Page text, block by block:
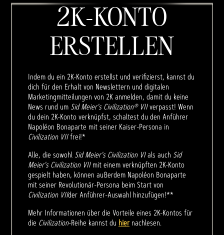
2K-KONTO
ERSTELLEN
Indem du ein 2K-Konto erstellst und verifizierst, kannst du
dich für den Erhalt von Newslettern und digitalen
Marketingmitteilungen von 2K anmelden, damit du keine
News rund um Sid Meier's Civilization® VIIverpasst! Wenn
du dein 2K-Konto verknüpfst, schaltest du den Anführer
Napoléon Bonaparte mit seiner Kaiser-Persona in
Civilization VIIfrei!*
Alle, die sowohl Sid Meier's Civilization VIals auch Sid
Meier's Civilization VIImit einem verknüpften 2K-Konto
gespielt haben, können außerdem Napoléon Bonaparte
mit seiner Revolutionär-Persona beim Start von
Civilization VIIder Anführer-Auswahl hinzufügen!**
Mehr Informationen über die Vorteile eines 2K-Kontos für
die Civilization-Reihe kannst du hiernachlesen.